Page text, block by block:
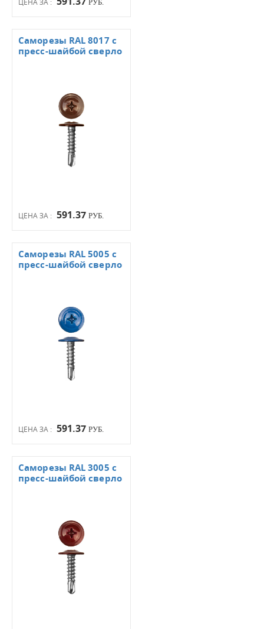
ЦЕНА ЗА : РУБ.
ЦЕНА ЗА : 591.37 РУБ.
Саморезы RAL 8017 с
пресс-шайбой сверло
ЦЕНА ЗА : 591.37 РУБ.
Саморезы RAL 5005 с
пресс-шайбой сверло
Саморезы RAL 3005 с
пресс-шайбой сверло